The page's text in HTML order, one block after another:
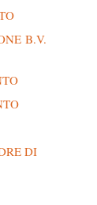
B.V.
DI